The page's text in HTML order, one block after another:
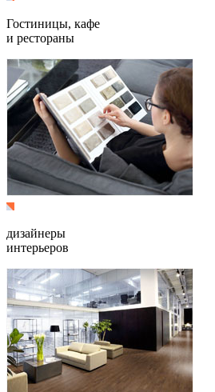
Гостиницы, кафе
и рестораны
дизайнеры
интерьеров